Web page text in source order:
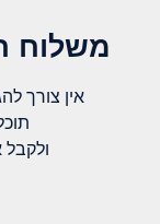
משלוח
אין צורך